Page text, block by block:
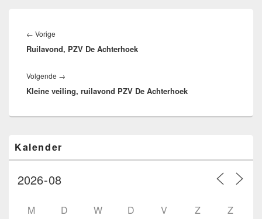
navigatie
← Vorige
bericht:
Ruilavond, PZV De Achterhoek
Volgende →
bericht:
Kleine veiling, ruilavond PZV De Achterhoek
zijbalk
widget
Kalender
M D W D V Z Z